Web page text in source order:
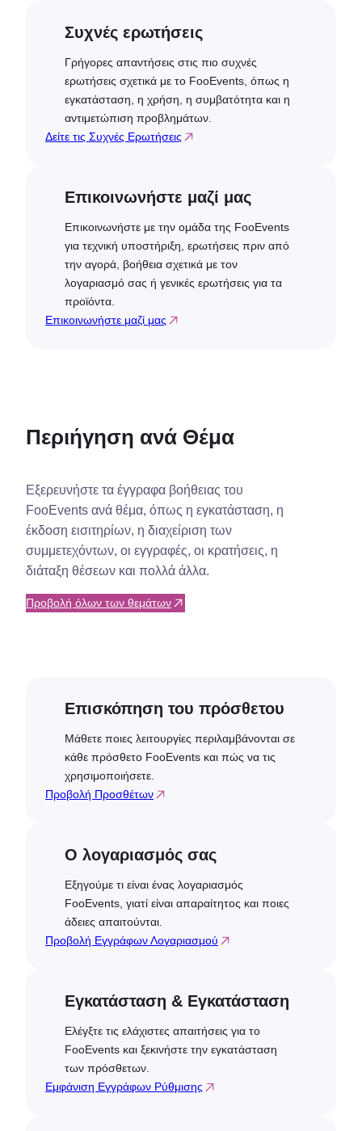
Συχνές ερωτήσεις
Γρήγορες απαντήσεις στις πιο συχνές
ερωτήσεις σχετικά με το FooEvents, όπως η
εγκατάσταση, η χρήση, η συμβατότητα και η
αντιμετώπιση προβλημάτων.
Δείτε τις Συχνές Ερωτήσεις
Επικοινωνήστε μαζί μας
Επικοινωνήστε με την ομάδα της FooEvents
για τεχνική υποστήριξη, ερωτήσεις πριν από
την αγορά, βοήθεια σχετικά με τον
λογαριασμό σας ή γενικές ερωτήσεις για τα
προϊόντα.
Επικοινωνήστε μαζί μας
Περιήγηση ανά Θέμα
Εξερευνήστε τα έγγραφα βοήθειας του
FooEvents ανά θέμα, όπως η εγκατάσταση, η
έκδοση εισιτηρίων, η διαχείριση των
συμμετεχόντων, οι εγγραφές, οι κρατήσεις, η
διάταξη θέσεων και πολλά άλλα.
Προβολή όλων των θεμάτων
Επισκόπηση του πρόσθετου
Μάθετε ποιες λειτουργίες περιλαμβάνονται σε
κάθε πρόσθετο FooEvents και πώς να τις
χρησιμοποιήσετε.
Προβολή Προσθέτων
Ο λογαριασμός σας
Εξηγούμε τι είναι ένας λογαριασμός
FooEvents, γιατί είναι απαραίτητος και ποιες
άδειες απαιτούνται.
Προβολή Εγγράφων Λογαριασμού
Εγκατάσταση & Εγκατάσταση
Ελέγξτε τις ελάχιστες απαιτήσεις για το
FooEvents και ξεκινήστε την εγκατάσταση
των πρόσθετων.
Εμφάνιση Εγγράφων Ρύθμισης